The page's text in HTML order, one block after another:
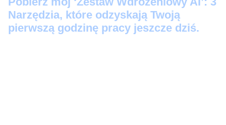
Narzędzia, które odzyskają Twoją
pierwszą godzinę pracy jeszcze dziś.